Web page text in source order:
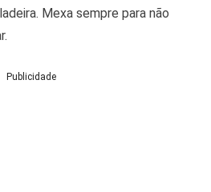
Mexa sempre para não
Publicidade